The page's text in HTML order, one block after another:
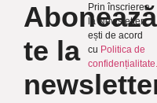
te la
Prin înscrierea
la Newsletter
ești de acord
cu Politica de
confidențialitate.